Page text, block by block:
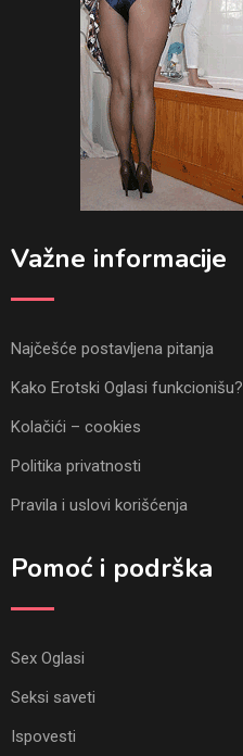
Važne informacije
Najčešće postavljena pitanja
Kako Erotski Oglasi funkcionišu?
Kolačići – cookies
Politika privatnosti
Pravila i uslovi korišćenja
Pomoć i podrška
Sex Oglasi
Seksi saveti
Ispovesti